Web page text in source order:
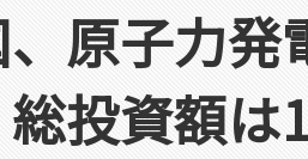
原子力
投資額は